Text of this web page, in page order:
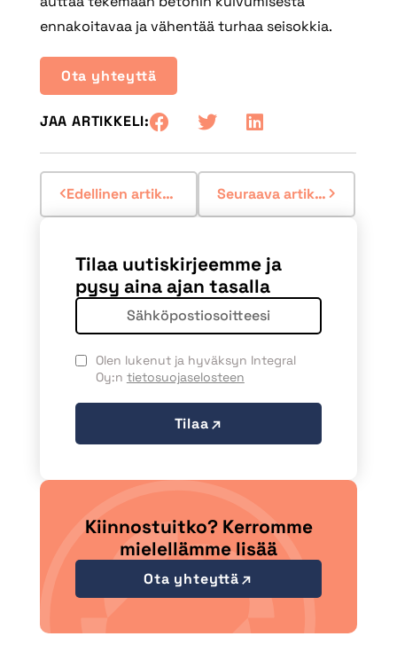
ennakoitavaa ja vähentää turhaa seisokkia.
Ota yhteyttä
JAA ARTIKKELI:
Edellinen artikkeli Seuraava artikkeli
Tilaa uutiskirjeemme ja
pysy aina ajan tasalla
Olen lukenut ja hyväksyn Integral
Oy:n tietosuojaselosteen
Tilaa
Kiinnostuitko? Kerromme
mielellämme lisää
Ota yhteyttä